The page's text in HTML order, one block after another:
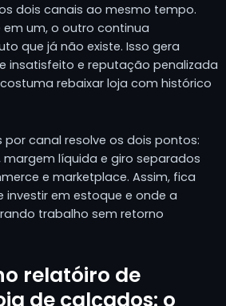
dois canais ao mesmo tempo.
em um, o outro continua
que já não existe. Isso gera
insatisfeito e reputação penalizada
rebaixar loja com histórico
por canal resolve os dois pontos:
líquida e giro separados
e marketplace. Assim, fica
investir em estoque e onde a
trabalho sem retorno
relatóiro de
de calçados: o